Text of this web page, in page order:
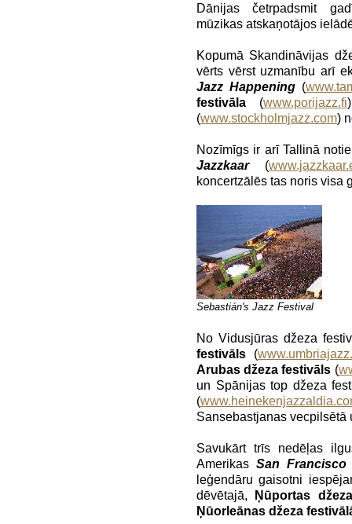
Dānijas četrpadsmit
mūzikas atskaņotājos
Kopumā Skandināvijas
vērts vērst uzmanību arī
Jazz Happening (
festivāla (www.porijazz.fi
(www.stockholmjazz.com)
Nozīmīgs ir arī Tallinā
Jazzkaar
(
koncertzālēs tas noris visa
Sebastián's Jazz Festival
No Vidusjūras džeza
festivāls (
Arubas džeza festivāls (
un Spānijas top džeza
(
Sansebastjanas
Savukārt trīs nedēļas
AmerikasSan Francisco
leģendāru gaisotni
dēvētajā,
Ņūportas
Ņūorleānas džeza